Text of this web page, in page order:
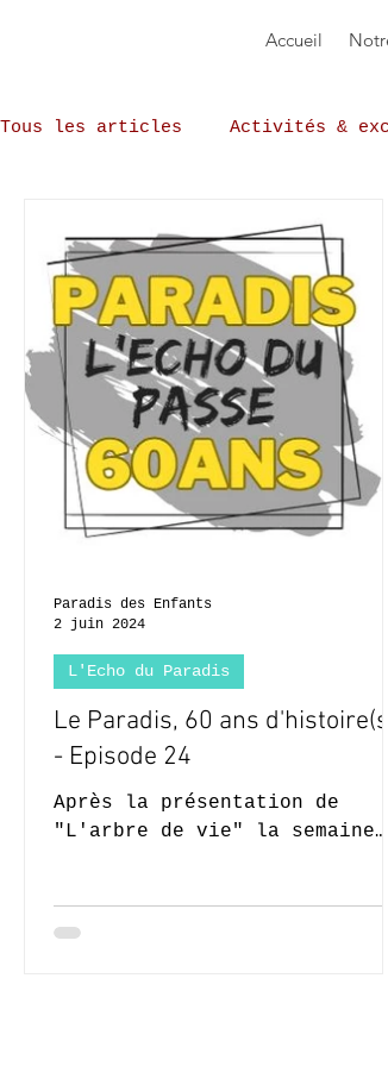
Accueil
Tous les articles Activités &
Le Paradis, 60 ans d'histoire(s)
- Episode 24
Après la présentation de
"L'arbre de vie" la semaine
L'Echo du Paradis
Paradis des Enfants
2 juin 2024